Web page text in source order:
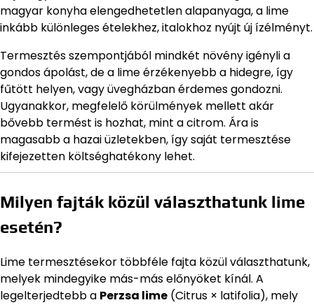
magyar konyha elengedhetetlen alapanyaga, a lime
inkább különleges ételekhez, italokhoz nyújt új ízélményt.
Termesztés szempontjából mindkét növény igényli a
gondos ápolást, de a lime érzékenyebb a hidegre, így
fűtött helyen, vagy üvegházban érdemes gondozni.
Ugyanakkor, megfelelő körülmények mellett akár
bővebb termést is hozhat, mint a citrom. Ára is
magasabb a hazai üzletekben, így saját termesztése
kifejezetten költséghatékony lehet.
Milyen fajták közül választhatunk lime
esetén?
Lime termesztésekor többféle fajta közül választhatunk,
melyek mindegyike más-más előnyöket kínál. A
legelterjedtebb a Perzsa lime (Citrus × latifolia), mely